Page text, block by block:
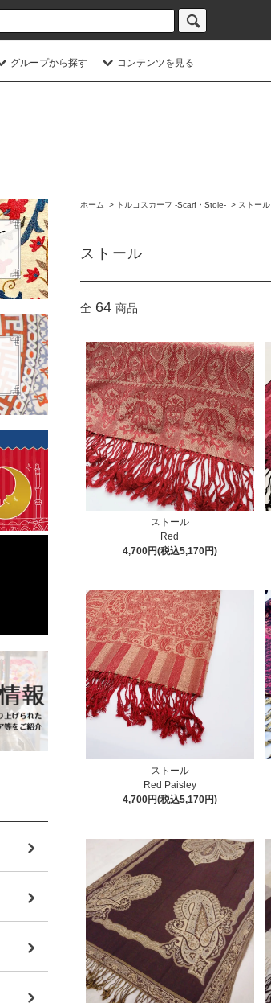
グループから探す コンテンツを見る
ホーム > トルコスカーフ -Scarf・Stole- > ストール
ストール
全 64 商品
ストール
Red
4,700円(税込5,170円)
ストール
Red Paisley
4,700円(税込5,170円)